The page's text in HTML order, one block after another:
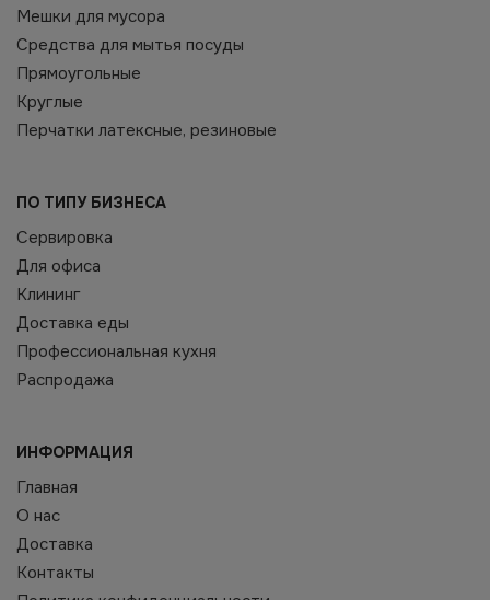
Мешки для мусора
Средства для мытья посуды
Прямоугольные
Круглые
Перчатки латексные, резиновые
ПО ТИПУ БИЗНЕСА
Сервировка
Для офиса
Клининг
Доставка еды
Профессиональная кухня
Распродажа
ИНФОРМАЦИЯ
Главная
О нас
Доставка
Контакты